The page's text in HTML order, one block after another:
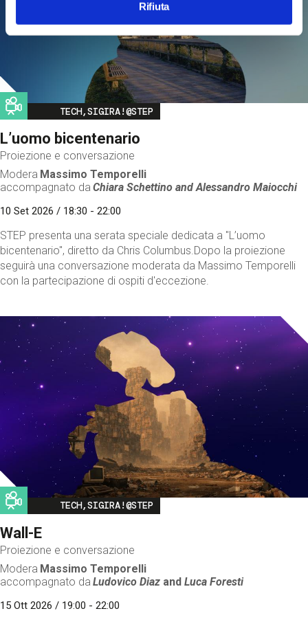
Rifiuta
Image
TECH,SIGIRA!@STEP
L’uomo bicentenario
Proiezione e conversazione
Modera Massimo Temporelli
accompagnato da Chiara Schettino andAlessandro Maiocchi
10 Set 2026 / 18:30 - 22:00
STEP presenta una serata speciale dedicata a "L’uomo
bicentenario", diretto da Chris Columbus.Dopo la proiezione
seguirà una conversazione moderata da Massimo Temporelli
con la partecipazione di ospiti d'eccezione.
Image
TECH,SIGIRA!@STEP
Wall-E
Proiezione e conversazione
Modera Massimo Temporelli
accompagnato da Ludovico Diaz andLuca Foresti
15 Ott 2026 / 19:00 - 22:00